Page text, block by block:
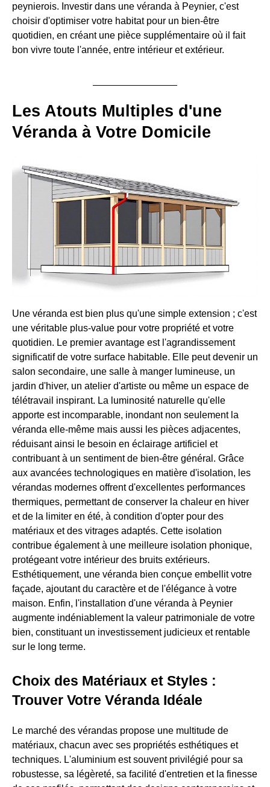
peynierois. Investir dans une véranda à Peynier, c'est
choisir d'optimiser votre habitat pour un bien-être
quotidien, en créant une pièce supplémentaire où il fait
bon vivre toute l'année, entre intérieur et extérieur.
Les Atouts Multiples d'une
Véranda à Votre Domicile
Une véranda est bien plus qu'une simple extension ; c'est
une véritable plus-value pour votre propriété et votre
quotidien. Le premier avantage est l'agrandissement
significatif de votre surface habitable. Elle peut devenir un
salon secondaire, une salle à manger lumineuse, un
jardin d'hiver, un atelier d'artiste ou même un espace de
télétravail inspirant. La luminosité naturelle qu'elle
apporte est incomparable, inondant non seulement la
véranda elle-même mais aussi les pièces adjacentes,
réduisant ainsi le besoin en éclairage artificiel et
contribuant à un sentiment de bien-être général. Grâce
aux avancées technologiques en matière d'isolation, les
vérandas modernes offrent d'excellentes performances
thermiques, permettant de conserver la chaleur en hiver
et de la limiter en été, à condition d'opter pour des
matériaux et des vitrages adaptés. Cette isolation
contribue également à une meilleure isolation phonique,
protégeant votre intérieur des bruits extérieurs.
Esthétiquement, une véranda bien conçue embellit votre
façade, ajoutant du caractère et de l'élégance à votre
maison. Enfin, l'installation d'une véranda à Peynier
augmente indéniablement la valeur patrimoniale de votre
bien, constituant un investissement judicieux et rentable
sur le long terme.
Choix des Matériaux et Styles :
Trouver Votre Véranda Idéale
Le marché des vérandas propose une multitude de
matériaux, chacun avec ses propriétés esthétiques et
techniques. L'aluminium est souvent privilégié pour sa
robustesse, sa légèreté, sa facilité d'entretien et la finesse